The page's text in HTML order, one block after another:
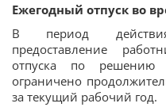
Ежегодный отпуск во
В период
предоставление
отпуска по решению
ограничено
за текущий рабочий год.